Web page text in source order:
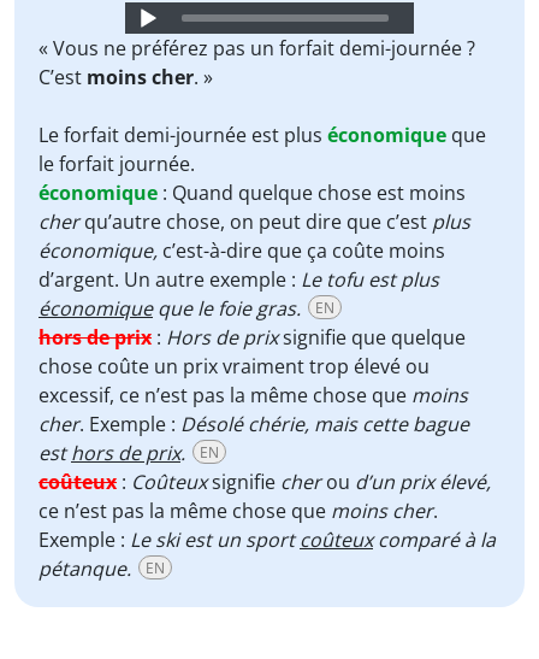
Audio
Player
« Vous ne préférez pas un forfait demi-journée ?
C’est moins cher. »
Le forfait demi-journée est plus économique que
le forfait journée.
économique : Quand quelque chose est moins
cherqu’autre chose, on peut dire que c’est plus
économique, c’est-à-dire que ça coûte moins
d’argent. Un autre exemple : Le tofu est plus
économiqueque le foie gras. EN
hors de prix : Hors de prixsignifie que quelque
chose coûte un prix vraiment trop élevé ou
excessif, ce n’est pas la même chose que moins
cher. Exemple : Désolé chérie, mais cette bague
esthors de prix. EN
coûteux : Coûteuxsignifie cherou d’un prix élevé,
ce n’est pas la même chose que moins cher.
Exemple : Le ski est un sportcoûteuxcomparé à la
pétanque.
EN